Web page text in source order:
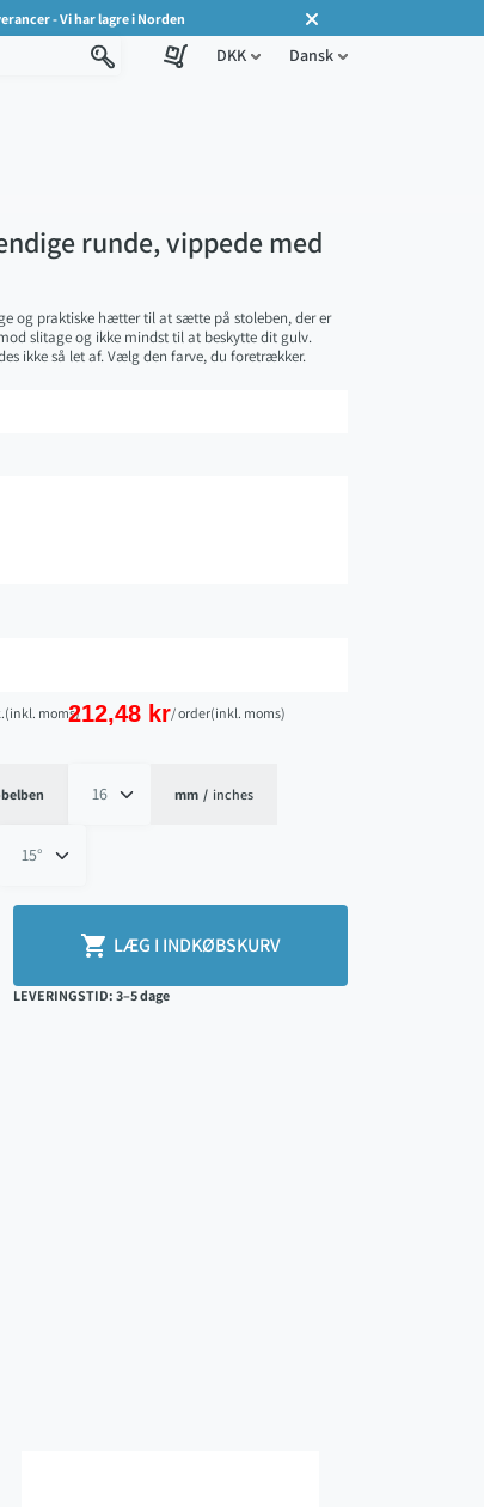
- Vi har lagre i Norden
DKK Dansk
runde, vippede med
og praktiske hætter til at sætte på stoleben, der er
slitage og ikke mindst til at beskytte dit gulv.
ikke så let af. Vælg den farve, du foretrækker.
(inkl. moms)212,48 kr/ order(inkl. moms)
mm / inches
 LÆG I INDKØBSKURV
LEVERINGSTID: 3–5 dage